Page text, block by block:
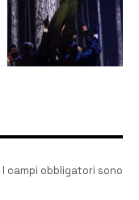
I campi obbligatori sono